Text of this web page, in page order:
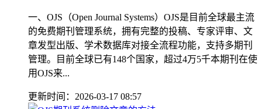
一、OJS（Open Journal Systems）OJS是目前全球最主流
的免费期刊管理系统，拥有完整的投稿、专家评审、文
章发型出版、学术数据库对接全流程功能，支持多期刊
管理。目前全球已有148个国家，超过4万5千本期刊在使
用OJS来...
更新时间：2026-03-17 08:57